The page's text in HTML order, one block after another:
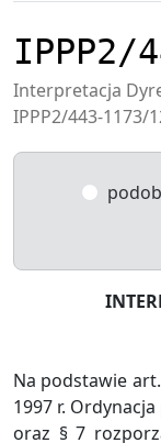
IPPP2/
Interpretacja
IPPP2/443-1173/
Na podstawie
1997 r.
oraz § 7